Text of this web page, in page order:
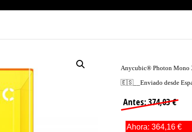
Anycubic® Photon Mono
🇪🇸__Enviado desde
Antes: 374,03 €
Ahora: 364,16 €